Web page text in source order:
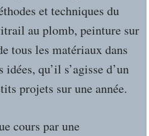
et techniques du
au plomb, peinture sur
tous les matériaux dans
qu’il s’agisse d’un
projets sur une année.
cours par une